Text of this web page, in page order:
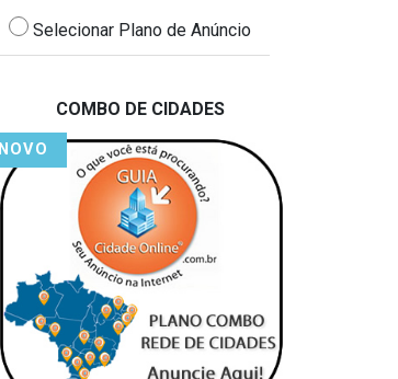
Selecionar Plano de Anúncio
COMBO DE CIDADES
NOVO